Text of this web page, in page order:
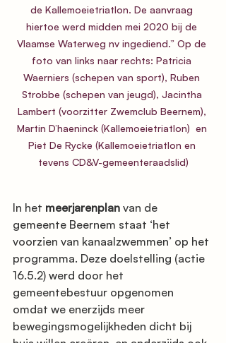
de Kallemoeietriatlon. De aanvraag
hiertoe werd midden mei 2020 bij de
Vlaamse Waterweg nv ingediend.” Op de
foto van links naar rechts: Patricia
Waerniers (schepen van sport), Ruben
Strobbe (schepen van jeugd), Jacintha
Lambert (voorzitter Zwemclub Beernem),
Martin D’haeninck (Kallemoeietriatlon)  en
Piet De Rycke (Kallemoeietriatlon en
tevens CD&V-gemeenteraadslid)
In het meerjarenplan van de
gemeente Beernem staat ‘het
voorzien van kanaalzwemmen’ op het
programma. Deze doelstelling (actie
16.5.2) werd door het
gemeentebestuur opgenomen
omdat we enerzijds meer
bewegingsmogelijkheden dicht bij